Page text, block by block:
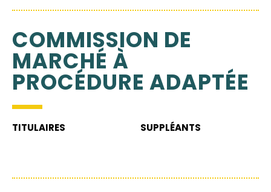
COMMISSION DE
MARCHÉ À
PROCÉDURE ADAPTÉE
TITULAIRES SUPPLÉANTS